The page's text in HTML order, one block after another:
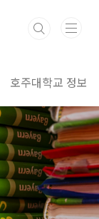
호주대학교 정보